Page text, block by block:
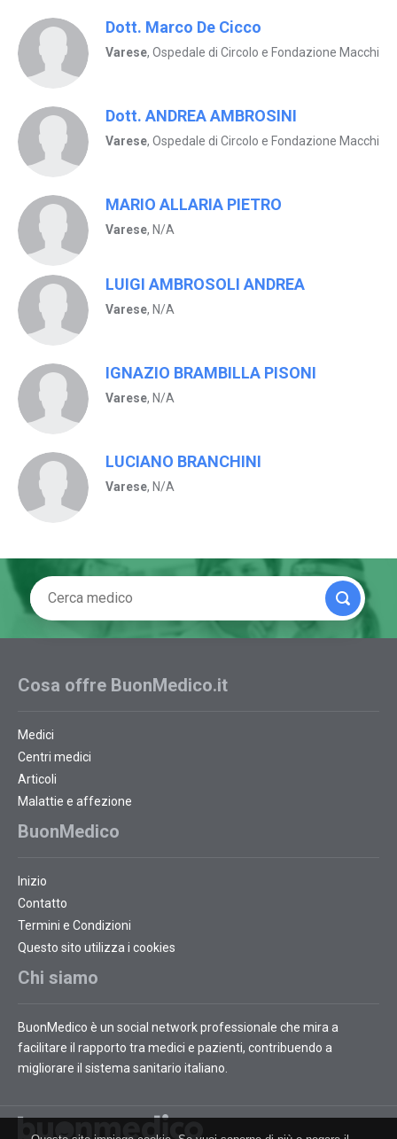
Dott. Marco De Cicco
Varese, Ospedale di Circolo e Fondazione Macchi
Dott. ANDREA AMBROSINI
Varese, Ospedale di Circolo e Fondazione Macchi
MARIO ALLARIA PIETRO
Varese, N/A
LUIGI AMBROSOLI ANDREA
Varese, N/A
IGNAZIO BRAMBILLA PISONI
Varese, N/A
LUCIANO BRANCHINI
Varese, N/A
Cosa offre BuonMedico.it
Medici
Centri medici
Articoli
Malattie e affezione
BuonMedico
Inizio
Contatto
Termini e Condizioni
Questo sito utilizza i cookies
Chi siamo
BuonMedico è un social network professionale che mira a
facilitare il rapporto tra medici e pazienti, contribuendo a
migliorare il sistema sanitario italiano.